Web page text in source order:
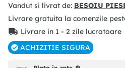
Vandut si livrat de: BESOIU
Livrare gratuita la comenzile
Livrare in 1 - 2 zile lucratoare
ACHIZITIE SIGURA